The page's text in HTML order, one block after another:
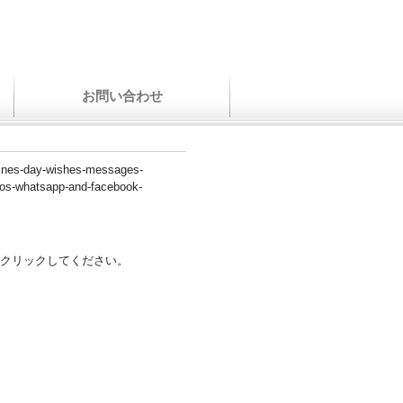
お問い合わせ
day-wishes-messages-
whatsapp-and-facebook-
リックしてください。